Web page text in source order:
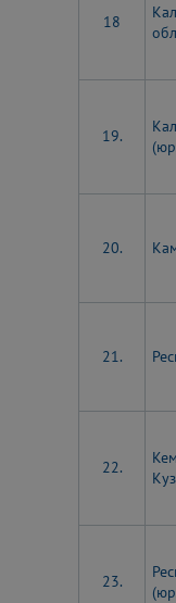
18
19.
20.
21.
22.
23.